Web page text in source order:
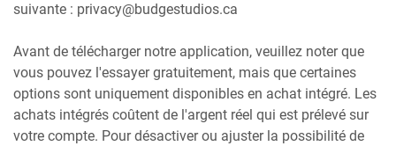
suivante : privacy@budgestudios.ca
Avant de télécharger notre application, veuillez noter que
vous pouvez l'essayer gratuitement, mais que certaines
options sont uniquement disponibles en achat intégré. Les
achats intégrés coûtent de l'argent réel qui est prélevé sur
votre compte. Pour désactiver ou ajuster la possibilité de